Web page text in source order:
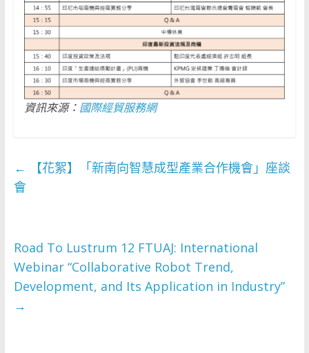
資訊來源： 國際經貿服務網
←
【花絮】「新南向智慧成型產業合作機會」座談
會
Road To Lustrum 12 FTUAJ: International
Webinar “Collaborative Robot Trend,
Development, and Its Application in Industry”
→